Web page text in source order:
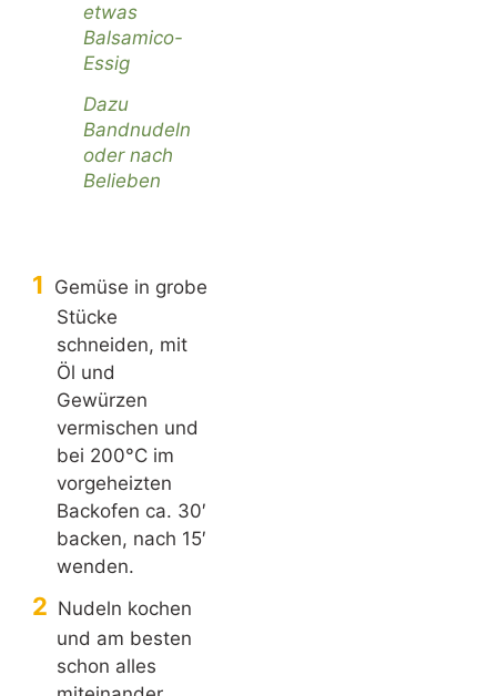
etwas
Balsamico-
Essig
Dazu
Bandnudeln
oder nach
Belieben
Gemüse in grobe
Stücke
schneiden, mit
Öl und
Gewürzen
vermischen und
bei 200°C im
vorgeheizten
Backofen ca. 30′
backen, nach 15′
wenden.
Nudeln kochen
und am besten
schon alles